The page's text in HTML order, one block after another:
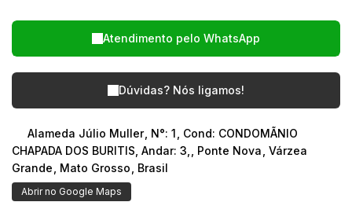
Atendimento pelo WhatsApp
Dúvidas? Nós ligamos!
Alameda Júlio Muller N°: 1
Cond: CONDOMÃNIO
CHAPADA DOS BURITIS, Andar: 3,
Ponte Nova Várzea
Grande
Mato Grosso Brasil
Abrir no Google Maps